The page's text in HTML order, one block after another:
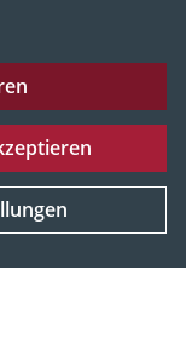
Tübingen,
Sitemap